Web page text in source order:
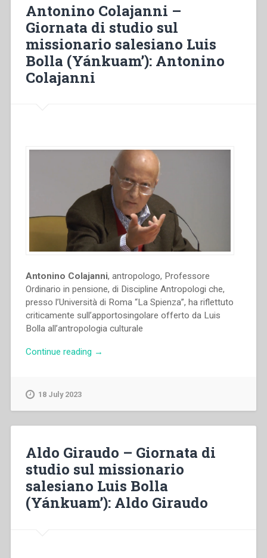
the
masses”
Antonino Colajanni –
Giornata di studio sul
missionario salesiano Luis
Bolla (Yánkuam’): Antonino
Colajanni
Antonino Colajanni, antropologo, Professore
Ordinario in pensione, di Discipline Antropologi che,
presso l’Università di Roma “La Spienza”, ha riflettuto
criticamente sull’apportosingolare offerto da Luis
Bolla all’antropologia culturale
Continue reading “Antonino
salesiano
Luis
Bolla
(Yánkuam’):
Antonino
→
18 July 2023
Aldo Giraudo – Giornata di
studio sul missionario
salesiano Luis Bolla
(Yánkuam’): Aldo Giraudo